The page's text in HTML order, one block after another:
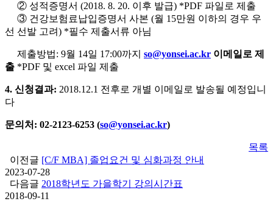
② 성적증명서 (2018. 8. 20. 이후 발급) *PDF 파일로 제출
③ 건강보험료납입증명서 사본 (월 15만원 이하의 경우 우
선 선발 고려) *필수 제출서류 아님
제출방법: 9월 14일 17:00까지 so@yonsei.ac.kr 이메일로 제
출 *PDF 및 excel 파일 제출
4. 신청결과: 2018.12.1 전후로 개별 이메일로 발송될 예정입니
다
문의처: 02-2123-6253 (so@yonsei.ac.kr)
목록
이전글 [C/F MBA] 졸업요건 및 심화과정 안내
2023-07-28
다음글 2018학년도 가을학기 강의시간표
2018-09-11